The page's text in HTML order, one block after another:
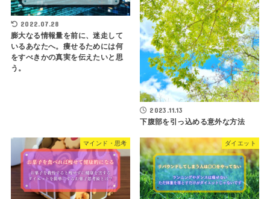
2022.07.28
膨大なる情報量を前に、迷走して
いるあなたへ。痩せるためには何
をすべきかの真実を伝えたいと思
う。
2023.11.13
下腹部を引っ込める意外な方法
マインド・思考 ダイエット